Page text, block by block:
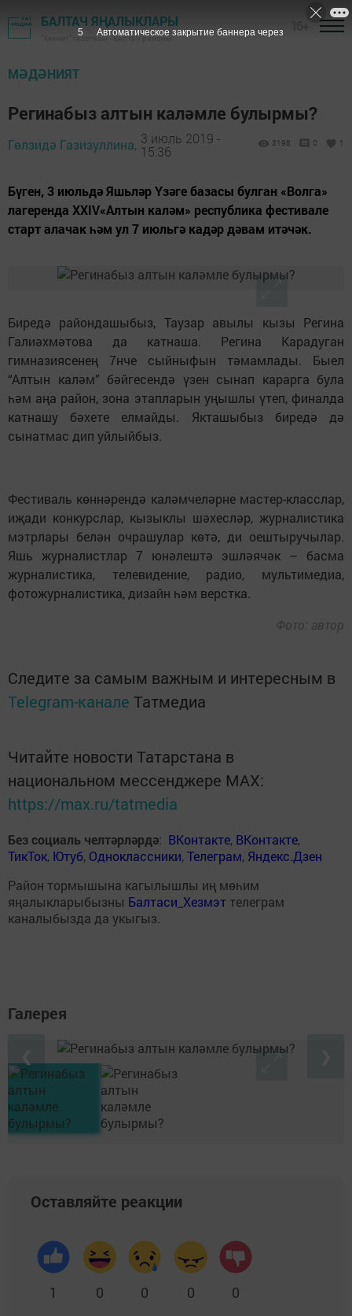
БАЛТАЧ ЯҢАЛЫКЛАРЫ
"Хезмәт" газетасы - Балтач районы
МӘДӘНИЯТ
Регинабыз алтын каләмле булырмы?
Гөлзидә Газизуллина, 3 июль 2019 -
15:36
3198 0 1
Бүген, 3 июльдә Яшьләр Үзәге базасы булган «Волга»
лагеренда XXIV«Алтын каләм» республика фестивале
старт алачак һәм ул 7 июльгә кадәр дәвам итәчәк.
Биредә райондашыбыз, Таузар авылы кызы Регина
Галиәхмәтова да катнаша. Регина Карадуган
гимназиясенең 7нче сыйныфын тәмамлады. Быел
“Алтын каләм” бәйгесендә үзен сынап карарга була
һәм аңа район, зона этапларын уңышлы үтеп, финалда
катнашу бәхете елмайды. Якташыбыз биредә дә
сынатмас дип уйлыйбыз.
Фестиваль көннәрендә каләмчеләрне мастер-класслар,
иҗади конкурслар, кызыклы шәхесләр, журналистика
мэтрлары белән очрашулар көтә, ди оештыручылар.
Яшь журналистлар 7 юнәлештә эшләячәк – басма
журналистика, телевидение, радио, мультимедиа,
фотожурналистика, дизайн һәм верстка.
Фото: автор
Следите за самым важным и интересным в
Telegram-канале Татмедиа
Читайте новости Татарстана в
национальном мессенджере MАХ:
https://max.ru/tatmedia
Без социаль челтәрләрдә: ВКонтакте, ВКонтакте,
ТикТок, Ютуб, Одноклассники,Телеграм, Яндекс.Дзен
Район тормышына кагылышлы иң мөһим
яңалыкларыбызны Балтаси_Хезмэт телеграм
каналыбызда да укыгыз.
Галерея
Оставляйте реакции
1 0 0 0 0
4 Автоматическое закрытие баннера через